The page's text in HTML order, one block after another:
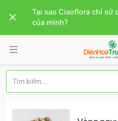
Tại sao Ciaoflora chỉ sử
của mình?